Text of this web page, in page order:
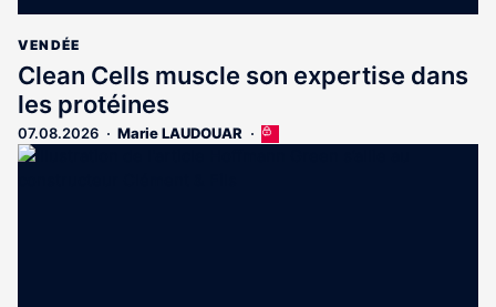
VENDÉE
Clean Cells muscle son expertise dans
les protéines
07.08.2026 Marie LAUDOUAR
Cet